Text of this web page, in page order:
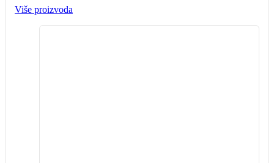
Više proizvoda